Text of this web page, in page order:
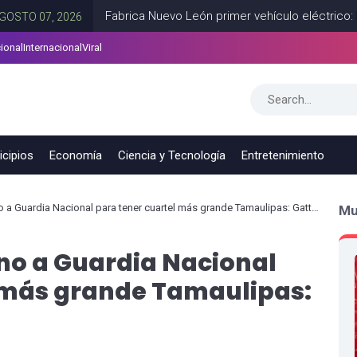
2026 Fabrica Nuevo León primer vehículo eléctrico: KIA EV3
Internacional Viral
Economía Ciencia y Tecnología Entretenimiento
Guardia Nacional para tener cuartel más grande Tamaulipas: Gattás
a Guardia Nacional
grande Tamaulipas: